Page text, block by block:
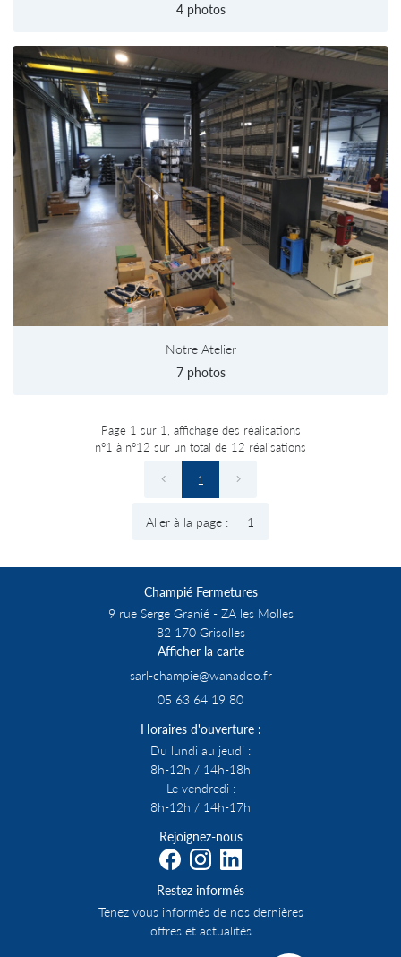
4 photos
Notre Atelier
7 photos
Page 1 sur 1, affichage des réalisations
n°1 à n°12 sur un total de 12 réalisations
1
Aller à la page :
Champié Fermetures
9 rue Serge Granié - ZA les Molles
82 170 Grisolles
Afficher la carte
05 63 64 19 80
Horaires d'ouverture :
Du lundi au jeudi :
8h-12h / 14h-18h
Le vendredi :
8h-12h / 14h-17h
Rejoignez-nous
Restez informés
Tenez vous informés de nos dernières
offres et actualités